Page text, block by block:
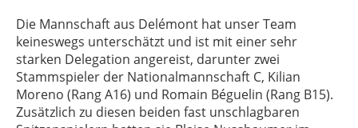
Die Mannschaft aus Delémont hat unser Team
keineswegs unterschätzt und ist mit einer sehr
starken Delegation angereist, darunter zwei
Stammspieler der Nationalmannschaft C, Kilian
Moreno (Rang A16) und Romain Béguelin (Rang B15).
Zusätzlich zu diesen beiden fast unschlagbaren